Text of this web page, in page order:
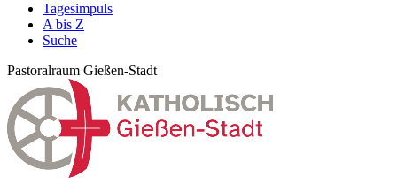
Tagesimpuls
A bis Z
Suche
Pastoralraum Gießen-Stadt